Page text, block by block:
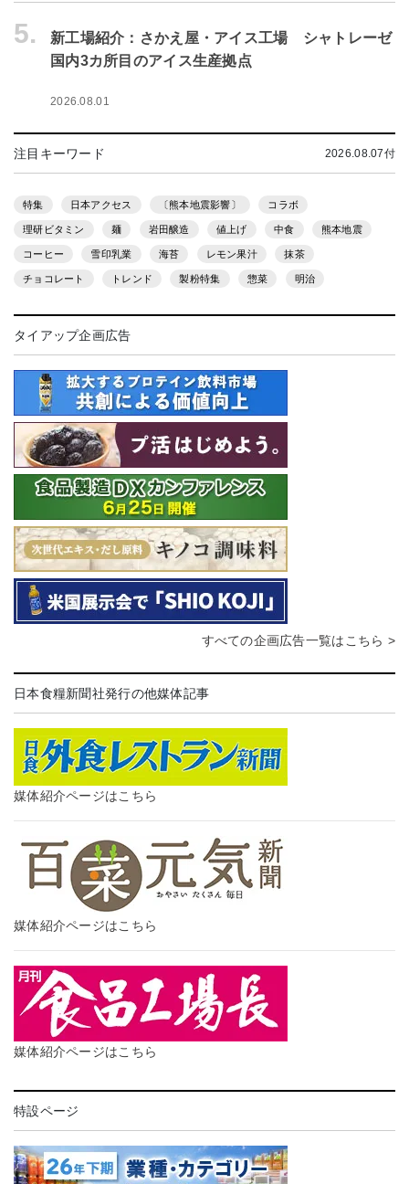
5.
新工場紹介：さかえ屋・アイス工場 シャトレーゼ
国内3カ所目のアイス生産拠点
2026.08.01
注目キーワード 2026.08.07付
特集 日本アクセス 〔熊本地震影響〕 コラボ
理研ビタミン 麺 岩田醸造 値上げ 中食 熊本地震
コーヒー 雪印乳業 海苔 レモン果汁 抹茶
チョコレート トレンド 製粉特集 惣菜 明治
タイアップ企画広告
すべての企画広告一覧はこちら >
日本食糧新聞社発行の他媒体記事
媒体紹介ページはこちら
媒体紹介ページはこちら
媒体紹介ページはこちら
特設ページ